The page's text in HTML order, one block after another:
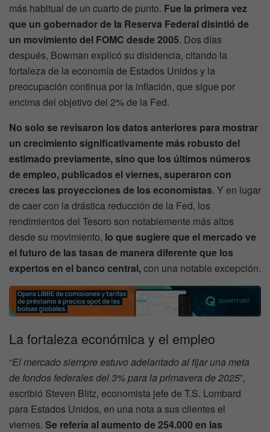
más habitual de un cuarto de punto. Fue la primera vez
que un gobernador de la Reserva Federal disintió de
un movimiento del FOMC desde 2005. Dos días
después, Bowman explicó su disidencia, citando la
fortaleza de la economía de Estados Unidos y la
preocupación continua por la inflación, que sigue por
encima del objetivo del 2% de la Fed.
No solo se revisaron los datos anteriores para mostrar
un crecimiento significativamente más robusto del
estimado previamente, sino que los últimos números
de empleo, publicados el viernes, superaron con
creces las proyecciones de los economistas. Y en lugar
de caer con la drástica reducción de la Fed, los
rendimientos del Tesoro son notablemente más altos
desde su movimiento, lo que sugiere que el mercado ve
el futuro de las tasas de manera diferente que los
expertos en el banco central,con una notable excepción.
La fortaleza económica y el empleo
“El mercado siempre estuvo adelantado al fijar una meta
de fondos federales del 3% para la primavera de 2025”,
escribió Steven Blitz, economista jefe de T.S. Lombard
para Estados Unidos, en una nota a sus clientes el
viernes. Se refería al aumento de 254.000 en las